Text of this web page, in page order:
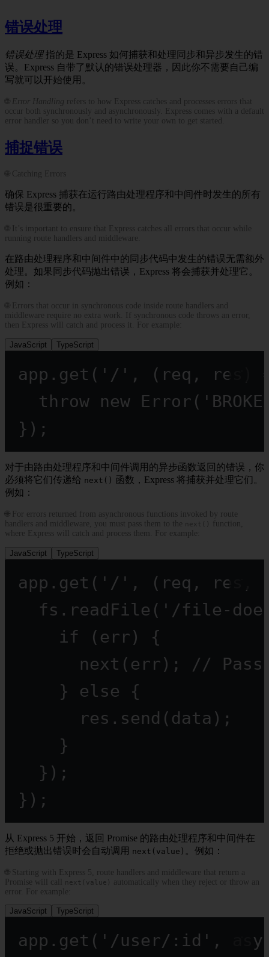
错误处理
错误处理指的是 Express 如何捕获和处理同步和异步发生的错
误。Express 自带了默认的错误处理器，因此你不需要自己编
写就可以开始使用。
🌐 Error Handling refers to how Express catches and processes errors that
occur both synchronously and asynchronously. Express comes with a default
error handler so you don’t need to write your own to get started.
捕捉错误
🌐 Catching Errors
确保 Express 捕获在运行路由处理程序和中间件时发生的所有
错误是很重要的。
🌐 It’s important to ensure that Express catches all errors that occur while
running route handlers and middleware.
在路由处理程序和中间件中的同步代码中发生的错误无需额外
处理。如果同步代码抛出错误，Express 将会捕获并处理它。
例如：
🌐 Errors that occur in synchronous code inside route handlers and
middleware require no extra work. If synchronous code throws an error,
then Express will catch and process it. For example:
JavaScript TypeScript
app. get ( '/' , ( req , res
throw
new Error (
});
对于由路由处理程序和中间件调用的异步函数返回的错误，你
必须将它们传递给 next() 函数，Express 将捕获并处理它们。
例如：
🌐 For errors returned from asynchronous functions invoked by route
handlers and middleware, you must pass them to the
next()
function,
where Express will catch and process them. For example:
JavaScript TypeScript
app. get ( '/' , ( req , res
fs. readFile ( '/file-
if (err) {
next (err);
//
} else {
res. send (data);
}
});
});
从 Express 5 开始，返回 Promise 的路由处理程序和中间件在
拒绝或抛出错误时会自动调用 next(value) 。例如：
🌐 Starting with Express 5, route handlers and middleware that return a
Promise will call
next(value)
automatically when they reject or throw an
error. For example:
JavaScript TypeScript
app. get ( '/user/:id' ,